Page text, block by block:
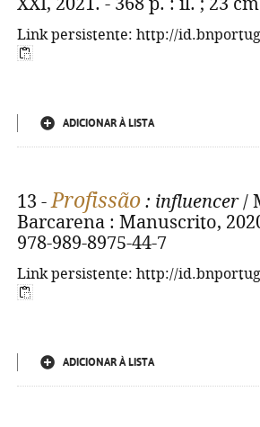
Link persistente: http://
ADICIONAR À LISTA
13 -Profissão : influencer/
Barcarena : Manuscrito,
978-989-8975-44-7
Link persistente: http://
ADICIONAR À LISTA